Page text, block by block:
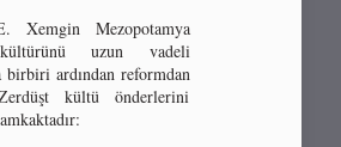
Xemgin Mezopotamya
uzun vadeli
birbiri ardından reformdan
kültü önderlerini